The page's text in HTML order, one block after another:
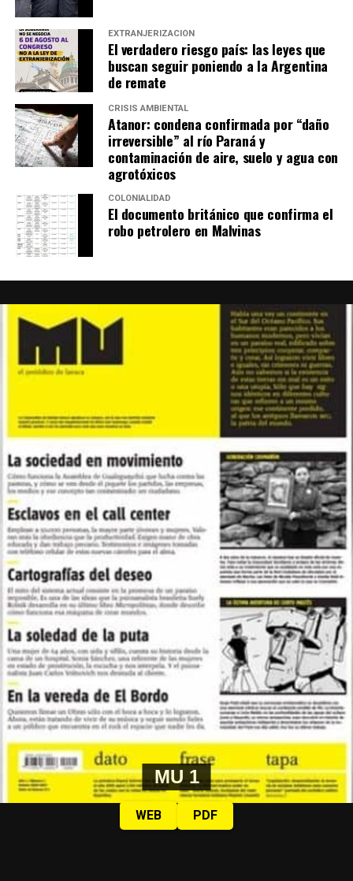
EXTRANJERIZACIÓN
El verdadero riesgo país: las leyes que
buscan seguir poniendo a la Argentina
de remate
CRISIS AMBIENTAL
Atanor: condena confirmada por “daño
irreversible” al río Paraná y
contaminación de aire, suelo y agua con
agrotóxicos
COLONIALIDAD
El documento británico que confirma el
robo petrolero en Malvinas
MU 1
WEB PDF